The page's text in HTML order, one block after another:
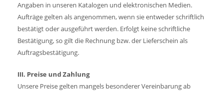
Angaben in unseren Katalogen und elektronischen Medien.
Aufträge gelten als angenommen, wenn sie entweder schriftlich
bestätigt oder ausgeführt werden. ­Erfolgt keine schriftliche
Bestätigung, so gilt die Rechnung bzw. der Lieferschein als
Auftragsbestätigung.
III. Preise und Zahlung
Unsere Preise gelten mangels besonderer Vereinbarung ab